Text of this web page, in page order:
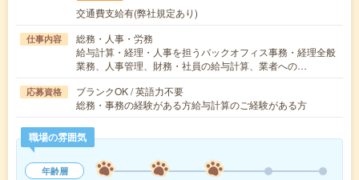
交通費支給有(弊社規定あり)
仕事内容
総務・人事・労務
給与計算・経理・人事を担うバックオフィス事務・経理全般
業務、人事管理、財務・社員の給与計算、業者への…
応募資格
ブランクOK / 英語力不要
総務・事務の経験がある方給与計算のご経験がある方
職場の雰囲気
年齢層